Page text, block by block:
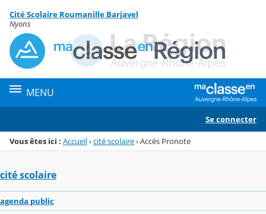
Menu de la rubrique
Contenu
Cité Scolaire Roumanille Barjavel
Nyons
MENU
Se connecter
Vous êtes ici : Accueil›cité scolaire›Accès Pronote
cité scolaire
agenda public